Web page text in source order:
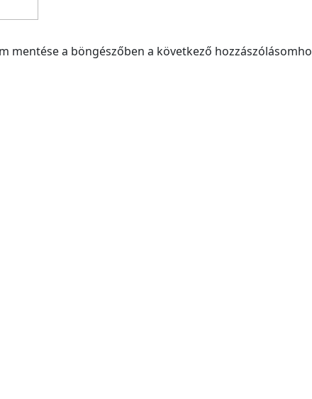
mentése a böngészőben a következő